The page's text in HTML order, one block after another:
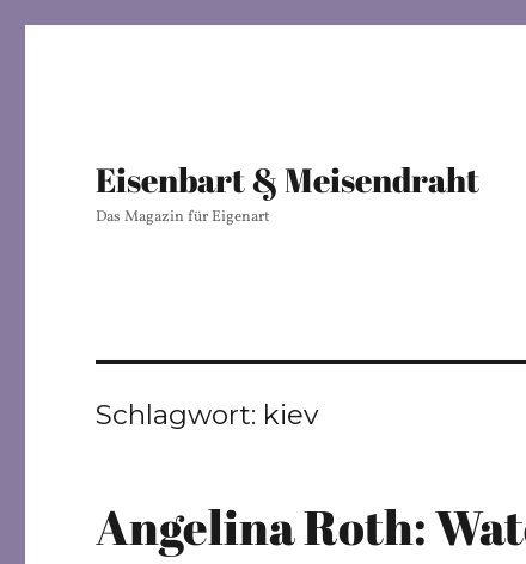
Eisenbart & Meisendraht
Das Magazin für Eigenart
Schlagwort: kiev
Angelina Roth: